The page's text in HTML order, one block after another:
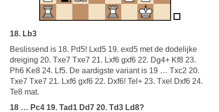
18. Lb3
Beslissend is 18. Pd5! Lxd5 19. exd5 met de dodelijke
dreiging 20. Txe7 Txe7 21. Lxf6 gxf6 22. Dg4+ Kf8 23.
Ph6 Ke8 24. Lf5. De aardigste variant is 19 … Txc2 20.
Txe7 Txe7 21. Lxf6 gxf6 22. Dxf6! Tel+ 23. Txel Dxf6 24.
Te8 mat.
18 … Pc4 19. Tad1 Dd7 20. Td3 Ld8?